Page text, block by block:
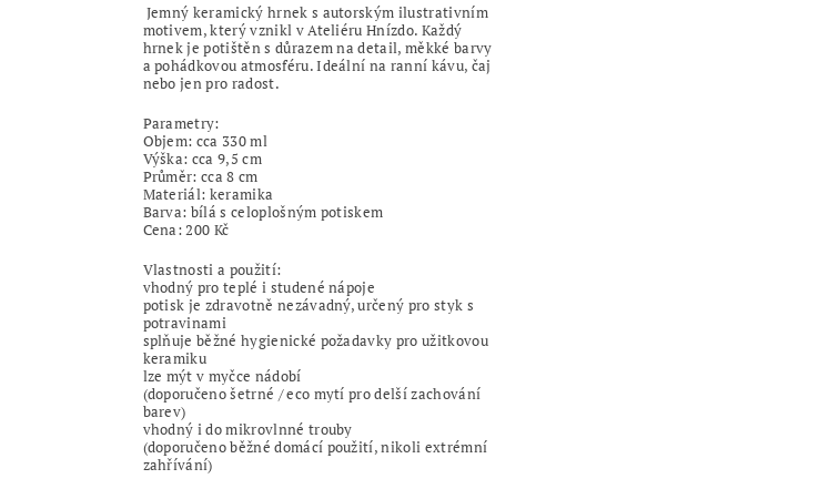
Jemný keramický hrnek s autorským ilustrativním
motivem, který vznikl v Ateliéru Hnízdo. Každý
hrnek je potištěn s důrazem na detail, měkké barvy
a pohádkovou atmosféru. Ideální na ranní kávu, čaj
nebo jen pro radost.
Parametry:
Objem: cca 330 ml
Výška: cca 9,5 cm
Průměr: cca 8 cm
Materiál: keramika
Barva: bílá s celoplošným potiskem
Cena: 200 Kč
Vlastnosti a použití:
vhodný pro teplé i studené nápoje
potisk je zdravotně nezávadný, určený pro styk s
potravinami
splňuje běžné hygienické požadavky pro užitkovou
keramiku
lze mýt v myčce nádobí
(doporučeno šetrné / eco mytí pro delší zachování
barev)
vhodný i do mikrovlnné trouby
(doporučeno běžné domácí použití, nikoli extrémní
zahřívání)